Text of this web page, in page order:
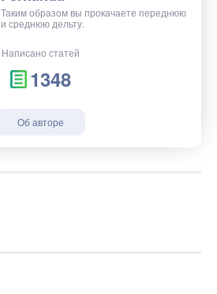
Таким образом вы прокачаете переднюю
и среднюю дельту.
Написано статей
1348
Об авторе